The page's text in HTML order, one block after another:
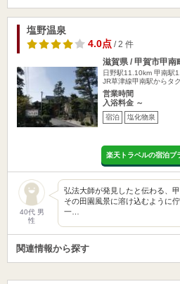
塩野温泉
4.0点/ 2 件
滋賀県 / 甲賀市甲南
日野駅11.10km 甲南駅
JR草津線甲南駅からタ
営業時間
入浴料金 ～
宿泊 塩化物泉
楽天トラベルの宿泊プ
40代 男
性
弘法大師が発見したと伝わる、
その田園風景に溶け込むように
一…
関連情報から探す